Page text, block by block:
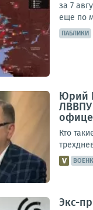
за 7
еще по
ПАБЛИКИ
Юрий
ЛВВПУ
Кто
Экс-